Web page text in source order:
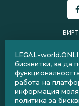
LEGAL-
бисквитки, за да
работа на
информация
политика за